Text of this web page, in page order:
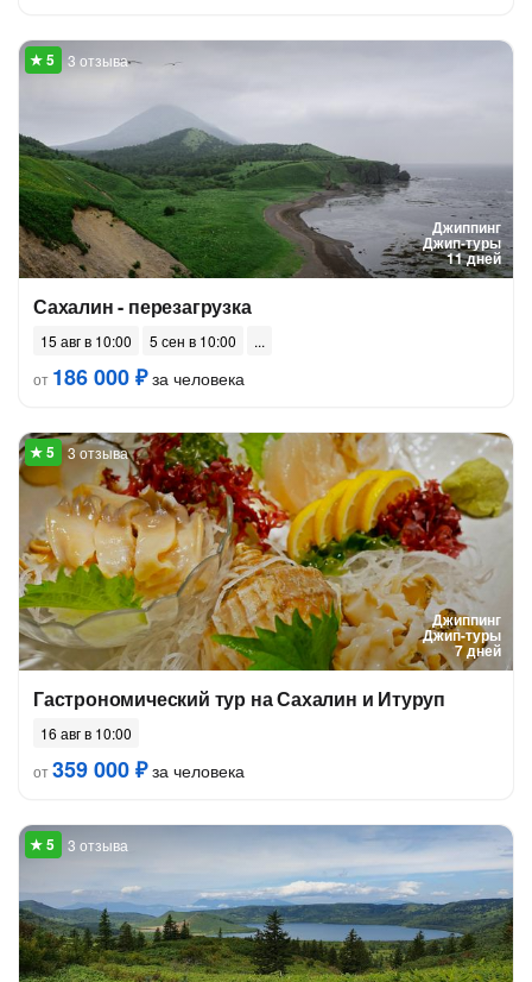
Джиппинг
Джип-туры
11 дней
3 отзыва
Сахалин - перезагрузка
15 авг в 10:00
5 сен в 10:00
от 186 000 ₽за человека
Джиппинг
Джип-туры
7 дней
3 отзыва
Гастрономический тур на Сахалин и Итуруп
16 авг в 10:00
от359 000 ₽за человека
3 отзыва